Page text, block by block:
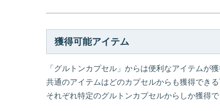
獲得可能アイテム
「グルトンカプセル」からは便利なアイテムが
共通のアイテムはどのカプセルからも獲得でき
それぞれ特定のグルトンカプセルからしか獲得